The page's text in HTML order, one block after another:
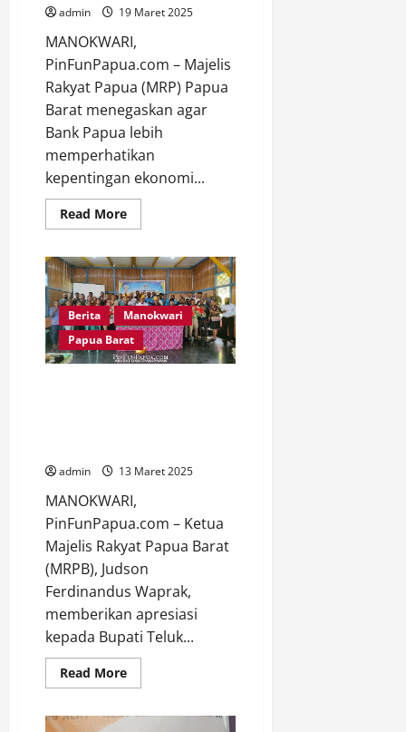
admin 19 Maret 2025
MANOKWARI,
PinFunPapua.com – Majelis
Rakyat Papua (MRP) Papua
Barat menegaskan agar
Bank Papua lebih
memperhatikan
kepentingan ekonomi...
Read MoreRead
more
Papua
Barat
Minta
Bank
Papua
Lebih
Berpihak
pada
Ekonomi
Berita
Manokwari
Papua Barat
admin 13 Maret 2025
MANOKWARI,
PinFunPapua.com – Ketua
Majelis Rakyat Papua Barat
(MRPB), Judson
Ferdinandus Waprak,
memberikan apresiasi
kepada Bupati Teluk...
Read MoreRead
more
MRP